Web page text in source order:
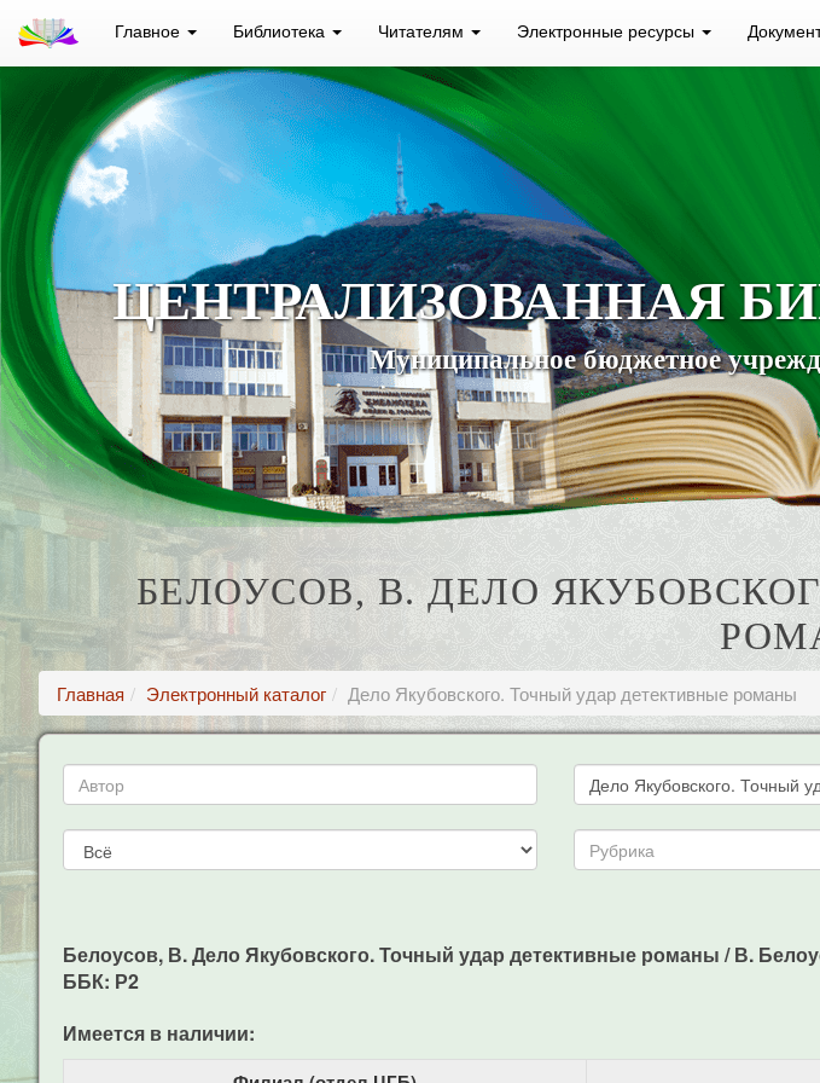
Главное Библиотека Читателям Электронные ресурсы
ЦЕНТРАЛИЗОВАННАЯ
Муниципальное бюджетное
БЕЛОУСОВ, В. ДЕЛО
Главная Электронный каталог Дело Якубовского. Точный удар детективные романы
Белоусов, В. Дело Якубовского. Точный удар детективные романы / В.
ББК: Р2
Имеется в наличии: